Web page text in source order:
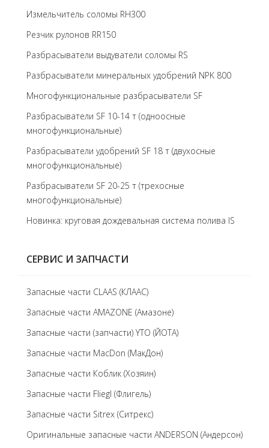
Измельчитель соломы RH300
Резчик рулонов RR150
Разбрасыватели выдуватели соломы RS
Разбрасыватели минеральных удобрений NPK 800
Многофункциональные разбрасыватели SF
Разбрасыватели SF 10-14 т (одноосные
многофункциональные)
Разбрасыватели удобрений SF 18 т (двухосные
многофункциональные)
Разбрасыватели SF 20-25 т (трехосные
многофункциональные)
Новинка: круговая дождевальная система полива IS
СЕРВИС И ЗАПЧАСТИ
Запасные части CLAAS (КЛААС)
Запасные части AMAZONE (Амазоне)
Запасные части (запчасти) YTO (ЙОТА)
Запасные части MacDon (МакДон)
Запасные части Коблик (Хозяин)
Запасные части Fliegl (Флигель)
Запасные части Sitrex (Ситрекс)
Оригинальные запасные части ANDERSON (Андерсон)